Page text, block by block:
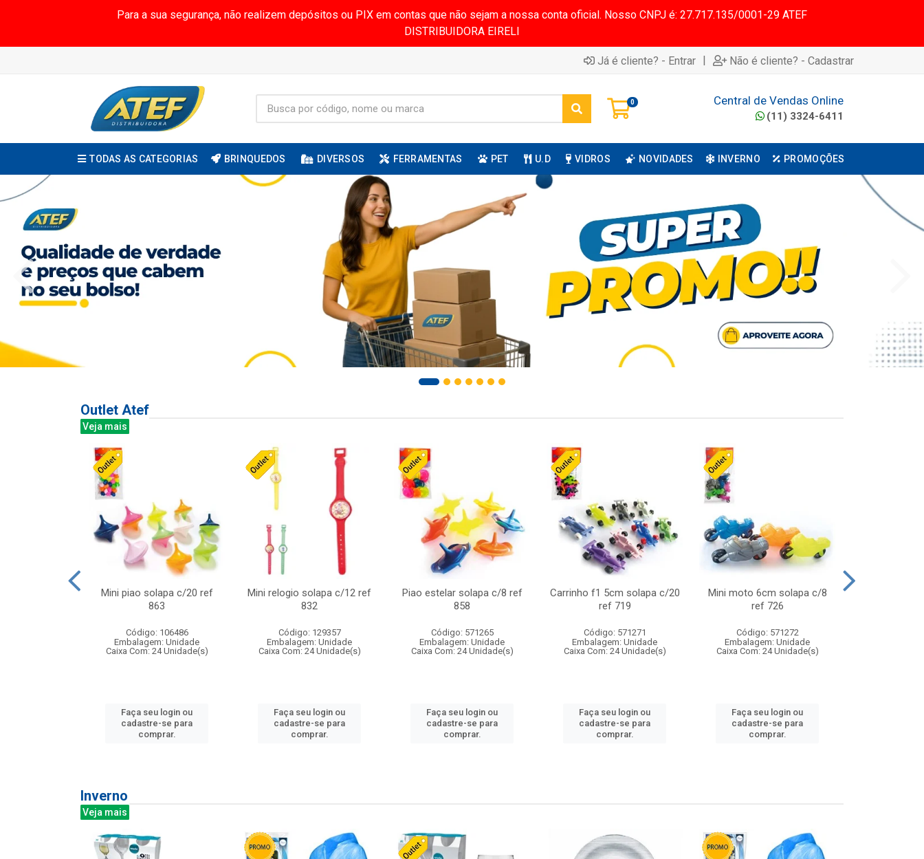
Para a sua segurança, não realizem depósitos ou PIX em contas que não sejam a nossa conta oficial. Nosso CNPJ é: 27.717.135/0001-29 ATEF
DISTRIBUIDORA EIRELI
Já é cliente? - Entrar | Não é cliente? - Cadastrar
0 Central de Vendas Online
(11) 3324-6411
TODAS AS CATEGORIAS BRINQUEDOS DIVERSOS FERRAMENTAS PET U.D VIDROS NOVIDADES INVERNO PROMOÇÕES
Outlet Atef
Veja mais
Mini piao solapa c/20 ref
863
Código: 106486
Embalagem: Unidade
Caixa Com: 24 Unidade(s)
Faça seu login ou
cadastre-se para
comprar.
Mini relogio solapa c/12 ref
832
Código: 129357
Embalagem: Unidade
Caixa Com: 24 Unidade(s)
Faça seu login ou
cadastre-se para
comprar.
Piao estelar solapa c/8 ref
858
Código: 571265
Embalagem: Unidade
Caixa Com: 24 Unidade(s)
Faça seu login ou
cadastre-se para
comprar.
Carrinho f1 5cm solapa c/20
ref 719
Código: 571271
Embalagem: Unidade
Caixa Com: 24 Unidade(s)
Faça seu login ou
cadastre-se para
comprar.
Mini moto 6cm solapa c/8
ref 726
Código: 571272
Embalagem: Unidade
Caixa Com: 24 Unidade(s)
Faça seu login ou
cadastre-se para
comprar.
Inverno
Veja mais